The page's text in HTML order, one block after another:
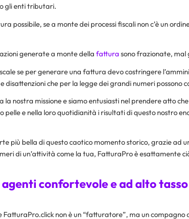
gli enti tributari.
possibile, se a monte dei processi fiscali non c’è un
generate a monte della fattura sono frazionate, mal
se per generare una fattura devo costringere
disattenzioni che per la legge dei grandi numeri possono
nostra missione e siamo entusiasti nel prendere atto
e nella loro quotidianità i risultati di questo nostro
più bella di questo caotico momento storico, grazie ad
di un’attività come la tua, FatturaPro è esattamente
confortevole e ad alto
non è un “fatturatore”, ma un compagno